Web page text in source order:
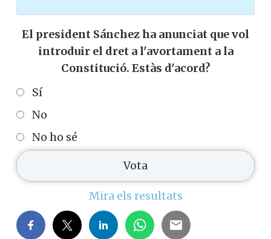
El president Sánchez ha anunciat que vol
introduir el dret a l'avortament a la
Constitució. Estàs d'acord?
Sí
No
No ho sé
Mira els resultats